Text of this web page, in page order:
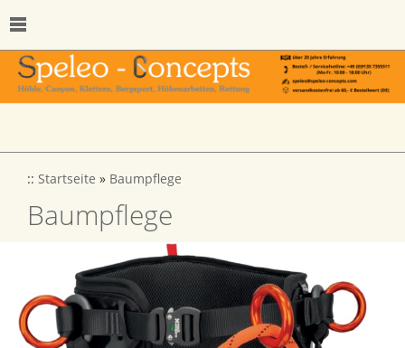
:: Startseite » Baumpflege
Baumpflege